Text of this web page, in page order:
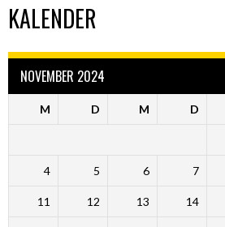
KALENDER
NOVEMBER 2024
M D M D
4 5 6 7
11 12 13 14